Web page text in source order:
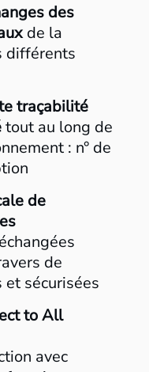
des
de la
différents
traçabilité
tout au long de
: n° de
de
de
sécurisées
to All
avec